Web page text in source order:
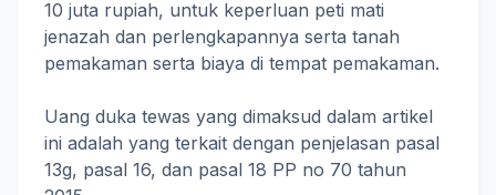
10 juta rupiah, untuk keperluan peti mati
jenazah dan perlengkapannya serta tanah
pemakaman serta biaya di tempat pemakaman.
Uang duka tewas yang dimaksud dalam artikel
ini adalah yang terkait dengan penjelasan pasal
13g, pasal 16, dan pasal 18 PP no 70 tahun